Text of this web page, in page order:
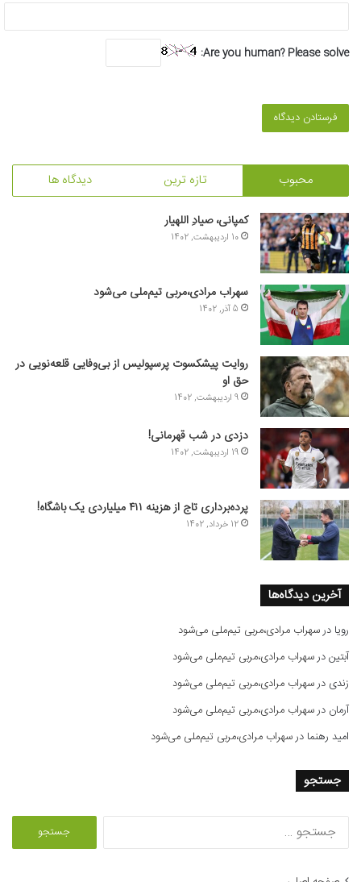
Are you human? Please solve:
محبوب تازه ترین دیدگاه ها
کمپانی، صیادِ اللهیار
10 اردیبهشت, 1402
سهراب مرادی،مربی تیم‌ملی می‌شود
5 آذر, 1402
روایت پیشکسوت پرسپولیس از بی‌وفایی قلعه‌نویی در
حق او
9 اردیبهشت, 1402
دزدی در شب قهرمانی!
19 اردیبهشت, 1402
پرده‌برداری تاج از هزینه ۴۱۱ میلیاردی یک باشگاه!
12 خرداد, 1402
آخرین دیدگاه‌ها
رویا درسهراب مرادی،مربی تیم‌ملی می‌شود
آبتیندرسهراب مرادی،مربی تیم‌ملی می‌شود
زندی درسهراب مرادی،مربی تیم‌ملی می‌شود
آرمان درسهراب مرادی،مربی تیم‌ملی می‌شود
امید رهنما درسهراب مرادی،مربی تیم‌ملی می‌شود
جستجو